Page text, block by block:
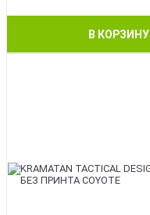
В КОРЗИНУ